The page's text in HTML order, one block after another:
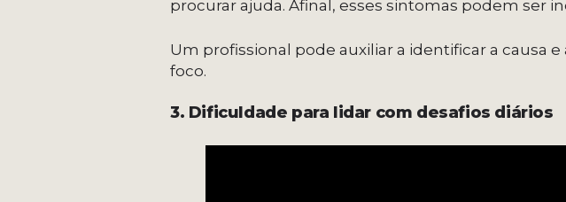
procurar ajuda. Afinal, esses sintomas podem ser
Um profissional pode auxiliar a identificar a causa
foco.
3. Dificuldade para lidar com desafios diários